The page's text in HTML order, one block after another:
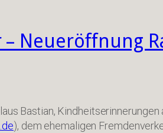
Neueröffnung
Bastian,
), dem ehemaligen